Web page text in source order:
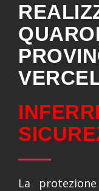
La